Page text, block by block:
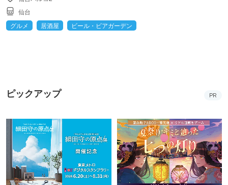
仙台
グルメ
居酒屋 ビール・ビアガーデン
ピックアップ PR